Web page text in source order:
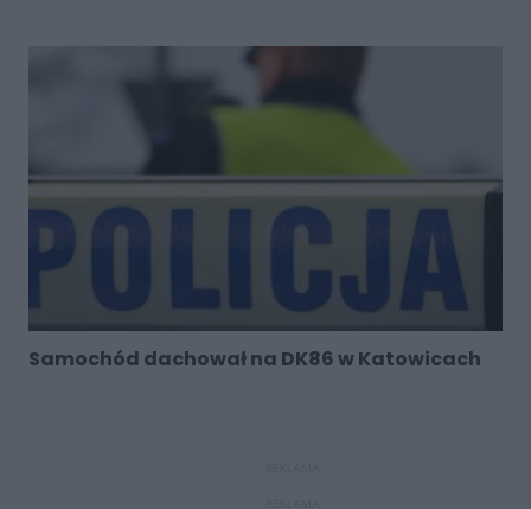
Samochód dachował na DK86 w Katowicach